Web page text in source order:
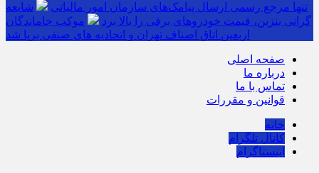
تنها مرجع رسمی ارسال پیامک‌های سازمان امور مالیاتی
شایعه
گرانی بنزین، قیمت خودروهای برقی را بالا برد
موکب جاماندگان
اربعین اتاق اصناف تهران و اتحادیه های صنفی برپا شد
صفحه اصلی
درباره ما
تماس با ما
قوانین و مقررات
خانه
کانال تلگرام
اینستاگرام